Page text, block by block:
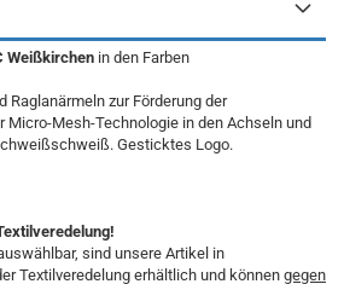
Weißkirchen in den Farben
zur Förderung der
Micro-Mesh-Technologie in den Achseln und
Gesticktes Logo.
sind unsere Artikel in
Textilveredelung erhältlich und können gegen